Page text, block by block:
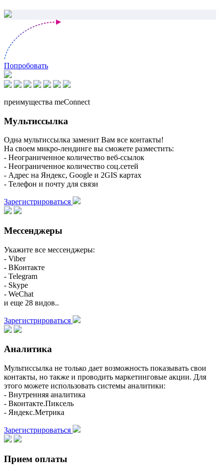
Попробовать
преимущества meConnect
Мультиссылка
Одна мультиссылка заменит Вам все контакты!
На своем микро-лендинге вы сможете разместить:
- Неограниченное количество веб-ссылок
- Неограниченное количество соц.сетей
- Адрес на Яндекс, Google и 2GIS картах
- Телефон и почту для связи
Зарегистрироваться
Мессенджеры
Укажите все мессенджеры:
- Viber
- ВКонтакте
- Telegram
- Skype
- WeChat
и еще 28 видов..
Зарегистрироваться
Аналитика
Мультиссылка не только дает возможность показывать свои
контакты, но также и проводить маркетинговые акции. Для
этого можете использовать системы аналитики:
- Внутренняя аналитика
- Вконтакте.Пиксель
- Яндекс.Метрика
Зарегистрироваться
Прием оплаты